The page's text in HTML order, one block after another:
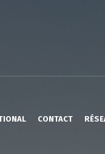
CONTACT